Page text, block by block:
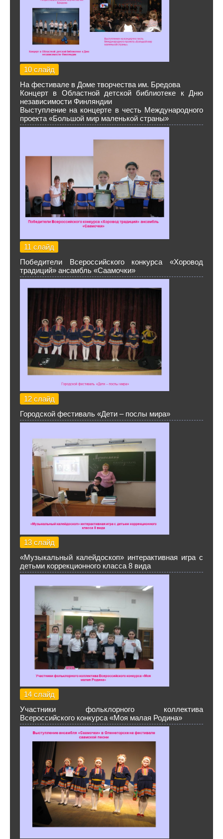
10 слайд
На фестивале в Доме творчества им. Бредова
Концерт в Областной детской библиотеке к Дню
независимости Финляндии
Выступление на концерте в честь Международного
проекта «Большой мир маленькой страны»
11 слайд
Победители Всероссийского конкурса «Хоровод
традиций» ансамбль «Саамочки»
12 слайд
Городской фестиваль «Дети – послы мира»
13 слайд
«Музыкальный калейдоскоп» интерактивная игра с
детьми коррекционного класса 8 вида
14 слайд
Участники фольклорного коллектива
Всероссийского конкурса «Моя малая Родина»